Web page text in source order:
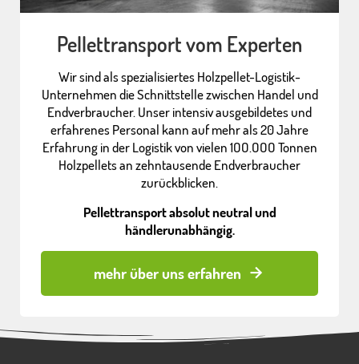
Pellettransport vom Experten
Wir sind als spezialisiertes Holzpellet-Logistik-
Unternehmen die Schnittstelle zwischen Handel und
Endverbraucher. Unser intensiv ausgebildetes und
erfahrenes Personal kann auf mehr als 20 Jahre
Erfahrung in der Logistik von vielen 1OO.OOO Tonnen
Holzpellets an zehntausende Endverbraucher
zurückblicken.
Pellettransport absolut neutral und
händlerunabhängig.
mehr über uns erfahren